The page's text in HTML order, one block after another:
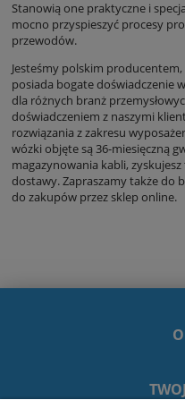
Stanowią one praktyczne i
mocno przyspieszyć procesy
przewodów.
Jesteśmy polskim
posiada bogate doświadczenie
dla różnych branż
doświadczeniem z naszymi
rozwiązania z zakresu
wózki objęte są 36-miesięczną
magazynowania kabli,
dostawy. Zapraszamy także do
do zakupów przez sklep online.